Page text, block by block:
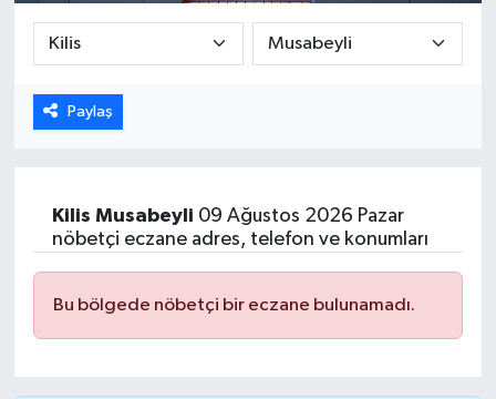
Paylaş
Kilis Musabeyli 09 Ağustos 2026 Pazar
nöbetçi eczane adres, telefon ve konumları
Bu bölgede nöbetçi bir eczane bulunamadı.
DÜNYA
EGE
EKOLOJİ VE ÇEVRE